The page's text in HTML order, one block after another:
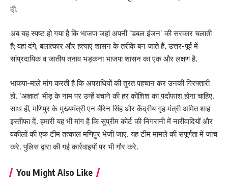
दी.
अब यह स्पष्ट हो गया है कि भाजपा जहां अपनी ‘डबल इंजन’ की सरकार चलाती
है; वहां दंगे, बलात्कार और हत्याएं शासन के तरीके बन जाते हैं. उत्तर-पूर्व में
सांप्रदायिक व जातीय तनाव भड़कना भाजपा शासन का एक और लक्षण है.
भाकपा-माले मांग करती है कि अपराधियों की तुरंत पहचान कर उनकी गिरफ्तारी
हो. ‘अज्ञात’ भीड़ के नाम पर उन्हें बचाने की हर कोशिश का पर्दाफाश होना चाहिए.
साथ ही, मणिपुर के मुख्यमंत्री एन बीरेन सिंह और केंद्रीय गृह मंत्री अमित शाह
इस्तीफा दें. हमारी यह भी मांग है कि सुप्रीम कोर्ट की निगरानी में नारीवादियों और
वकीलों की एक टीम तत्काल मणिपुर भेजी जाए. यह टीम मामले की संपूर्णता में जांच
करे. पुलिस द्वारा की गई कार्रवाइयों पर भी गौर करे.
You Might Also Like